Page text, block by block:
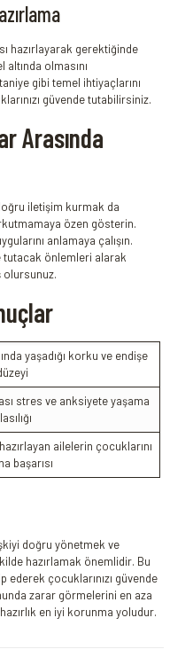
hazırlayarak gerektiğinde
olmasını
gibi temel ihtiyaçlarını
güvende tutabilirsiniz.
Arasında
iletişim kurmak da
özen gösterin.
anlamaya çalışın.
tutacak önlemleri alarak
olursunuz.
yaşadığı korku ve endişe
stres ve anksiyete yaşama
ailelerin çocuklarını
başarısı
doğru yönetmek ve
hazırlamak önemlidir. Bu
ederek çocuklarınızı güvende
zarar görmelerini en aza
en iyi korunma yoludur.